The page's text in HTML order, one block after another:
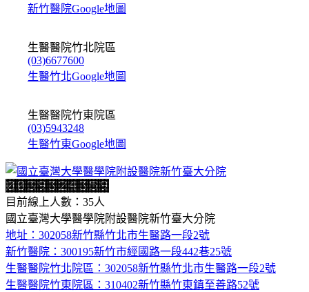
新竹醫院Google地圖
生醫醫院竹北院區
(03)6677600
生醫竹北Google地圖
生醫醫院竹東院區
(03)5943248
生醫竹東Google地圖
目前線上人數：35人
國立臺灣大學醫學院附設醫院新竹臺大分院
地址：302058新竹縣竹北市生醫路一段2號
新竹醫院：300195新竹市經國路一段442巷25號
生醫醫院竹北院區：302058新竹縣竹北市生醫路一段2號
生醫醫院竹東院區：310402新竹縣竹東鎮至善路52號